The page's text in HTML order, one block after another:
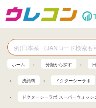
ホーム 分類から探す
洗顔料 ドクターシーラボ
ドクターシーラボ スーパーウォッ